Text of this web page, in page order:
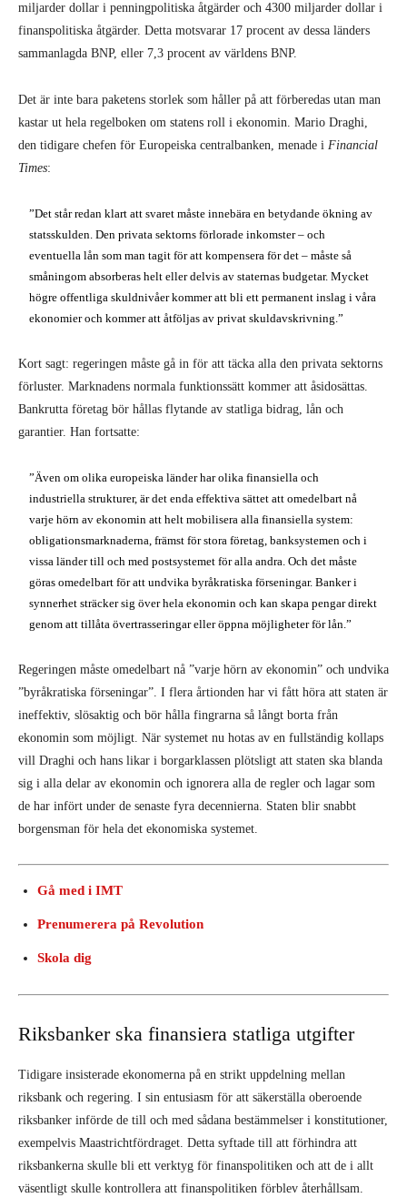
miljarder dollar i penningpolitiska åtgärder och 4300 miljarder dollar i
finanspolitiska åtgärder. Detta motsvarar 17 procent av dessa länders
sammanlagda BNP, eller 7,3 procent av världens BNP.
Det är inte bara paketens storlek som håller på att förberedas utan man
kastar ut hela regelboken om statens roll i ekonomin. Mario Draghi,
den tidigare chefen för Europeiska centralbanken, menade i Financial
Times:
”Det står redan klart att svaret måste innebära en betydande ökning av
statsskulden. Den privata sektorns förlorade inkomster – och
eventuella lån som man tagit för att kompensera för det – måste så
småningom absorberas helt eller delvis av staternas budgetar. Mycket
högre offentliga skuldnivåer kommer att bli ett permanent inslag i våra
ekonomier och kommer att åtföljas av privat skuldavskrivning.”
Kort sagt: regeringen måste gå in för att täcka alla den privata sektorns
förluster. Marknadens normala funktionssätt kommer att åsidosättas.
Bankrutta företag bör hållas flytande av statliga bidrag, lån och
garantier. Han fortsatte:
”Även om olika europeiska länder har olika finansiella och
industriella strukturer, är det enda effektiva sättet att omedelbart nå
varje hörn av ekonomin att helt mobilisera alla finansiella system:
obligationsmarknaderna, främst för stora företag, banksystemen och i
vissa länder till och med postsystemet för alla andra. Och det måste
göras omedelbart för att undvika byråkratiska förseningar. Banker i
synnerhet sträcker sig över hela ekonomin och kan skapa pengar direkt
genom att tillåta övertrasseringar eller öppna möjligheter för lån.”
Regeringen måste omedelbart nå ”varje hörn av ekonomin” och undvika
”byråkratiska förseningar”. I flera årtionden har vi fått höra att staten är
ineffektiv, slösaktig och bör hålla fingrarna så långt borta från
ekonomin som möjligt. När systemet nu hotas av en fullständig kollaps
vill Draghi och hans likar i borgarklassen plötsligt att staten ska blanda
sig i alla delar av ekonomin och ignorera alla de regler och lagar som
de har infört under de senaste fyra decennierna. Staten blir snabbt
borgensman för hela det ekonomiska systemet.
Gå med i IMT
Prenumerera på Revolution
Skola dig
Riksbanker ska finansiera statliga utgifter
Tidigare insisterade ekonomerna på en strikt uppdelning mellan
riksbank och regering. I sin entusiasm för att säkerställa oberoende
riksbanker införde de till och med sådana bestämmelser i konstitutioner,
exempelvis Maastrichtfördraget. Detta syftade till att förhindra att
riksbankerna skulle bli ett verktyg för finanspolitiken och att de i allt
väsentligt skulle kontrollera att finanspolitiken förblev återhållsam.